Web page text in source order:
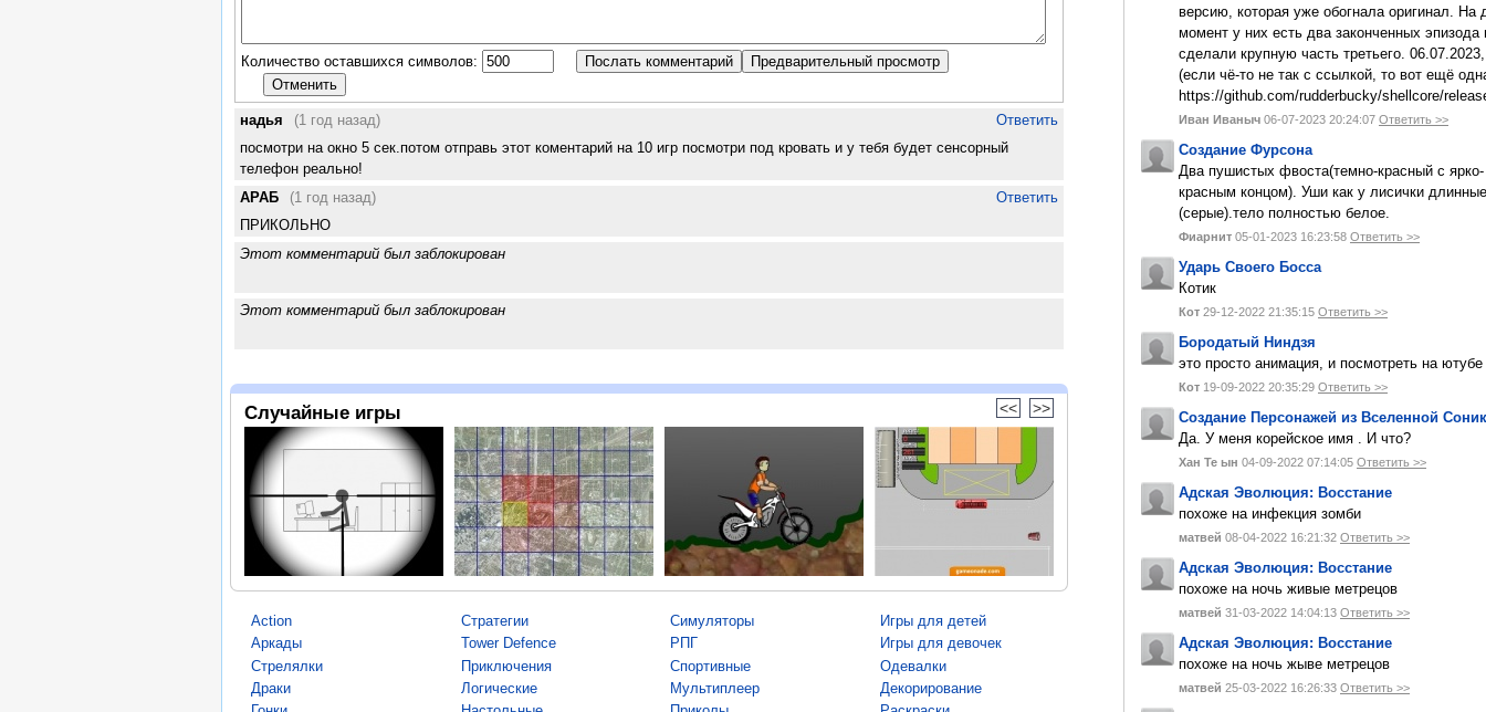
Количество оставшихся символов:
надья (1 год назад)
Ответить
посмотри на окно 5 сек.потом отправь этот коментарий на 10 игр посмотри под кровать и у тебя будет сенсорный
телефон реально!
АРАБ
(1 год назад)
Ответить
ПРИКОЛЬНО
Этот комментарий был заблокирован
Этот комментарий был заблокирован
Случайные игры << >>
Action
Аркады
Стрелялки
Драки
Стратегии
Tower Defence
Приключения
Логические
Симуляторы
РПГ
Спортивные
Мультиплеер
Игры для детей
Игры для девочек
Одевалки
Декорирование
версию, которая уже обогнала оригинал. На
момент у них есть два законченных эпизода
сделали крупную часть третьего.
(если чё-то не так с ссылкой, то вот ещё
https://github.com/rudderbucky/shellcore/
Иван Иваныч 06-07-2023 20:24:07 Ответить >>
Создание Фурсона
Два пушистых фвоста(темно-красный с ярко-
красным концом). Уши как у лисички длинные
(серые).тело полностью белое.
Фиарнит 05-01-2023 16:23:58 Ответить >>
Ударь Своего Босса
Котик
Кот 29-12-2022 21:35:15 Ответить >>
Бородатый Ниндзя
это просто анимация, и посмотреть на
Кот 19-09-2022 20:35:29 Ответить >>
Создание Персонажей из Вселенной
Да. У меня корейское имя . И что?
Хан Те ын 04-09-2022 07:14:05 Ответить >>
Адская Эволюция: Восстание
похоже на инфекция зомби
матвей 08-04-2022 16:21:32 Ответить >>
Адская Эволюция: Восстание
похоже на ночь живые метрецов
матвей 31-03-2022 14:04:13 Ответить >>
Адская Эволюция: Восстание
похоже на ночь жыве метрецов
матвей 25-03-2022 16:26:33 Ответить >>